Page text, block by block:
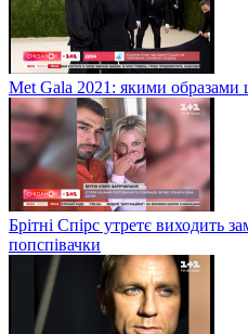
Met Gala 2021: якими образами
Брітні Спірс утретє виходить
попспівачки